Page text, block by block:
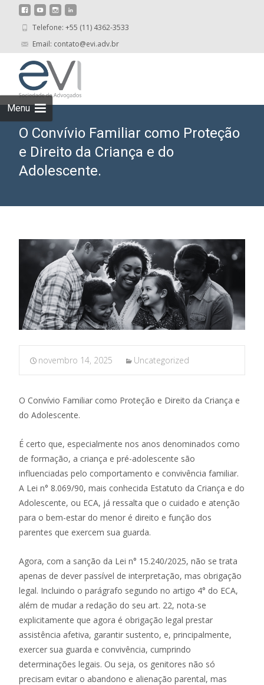
Telefone: +55 (11) 4362-3533
Email: contato@evi.adv.br
Menu
O Convívio Familiar como Proteção
e Direito da Criança e do
Adolescente.
novembro 14, 2025 Uncategorized
O Convívio Familiar como Proteção e Direito da Criança e
do Adolescente.
É certo que, especialmente nos anos denominados como
de formação, a criança e pré-adolescente são
influenciadas pelo comportamento e convivência familiar.
A Lei n° 8.069/90, mais conhecida Estatuto da Criança e do
Adolescente, ou ECA, já ressalta que o cuidado e atenção
para o bem-estar do menor é direito e função dos
parentes que exercem sua guarda.
Agora, com a sanção da Lei n° 15.240/2025, não se trata
apenas de dever passível de interpretação, mas obrigação
legal. Incluindo o parágrafo segundo no artigo 4° do ECA,
além de mudar a redação do seu art. 22, nota-se
explicitamente que agora é obrigação legal prestar
assistência afetiva, garantir sustento, e, principalmente,
exercer sua guarda e convivência, cumprindo
determinações legais. Ou seja, os genitores não só
precisam evitar o abandono e alienação parental, mas